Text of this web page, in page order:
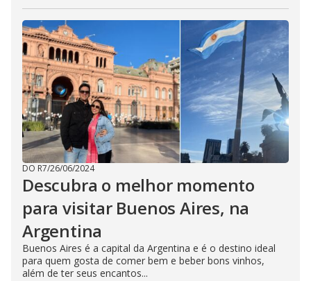
DO R7/26/06/2024
Descubra o melhor momento
para visitar Buenos Aires, na
Argentina
Buenos Aires é a capital da Argentina e é o destino ideal
para quem gosta de comer bem e beber bons vinhos,
além de ter seus encantos...